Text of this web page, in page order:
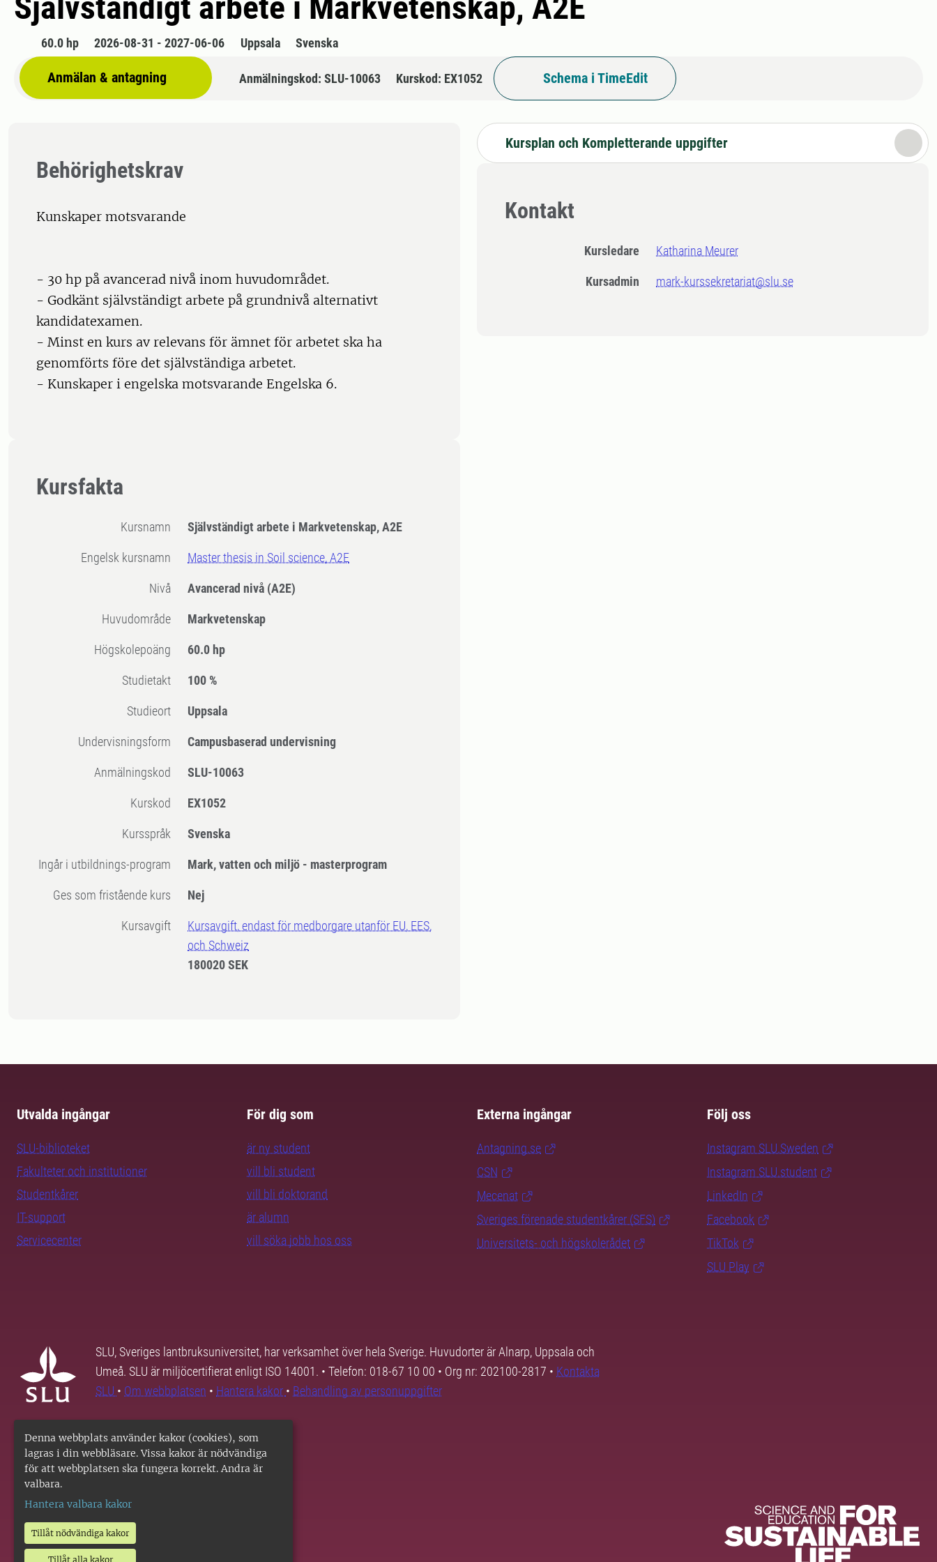
Denna webbplats använder kakor (cookies), som
lagras i din webbläsare. Vissa kakor är nödvändiga
för att webbplatsen ska fungera korrekt. Andra är
valbara.
Hantera valbara kakor
Tillåt nödvändiga kakor
Tillåt alla kakor
60.0 hp 2026-08-31 - 2027-06-06 Uppsala Svenska
Anmälan & antagning Anmälningskod: SLU-10063 Kurskod: EX1052 Schema i TimeEdit
Behörighetskrav
Kunskaper motsvarande
- 30 hp på avancerad nivå inom huvudområdet.
- Godkänt självständigt arbete på grundnivå alternativt
kandidatexamen.
- Minst en kurs av relevans för ämnet för arbetet ska ha
genomförts före det självständiga arbetet.
- Kunskaper i engelska motsvarande Engelska 6.
Kursfakta
Kursnamn Självständigt arbete i Markvetenskap, A2E
Engelsk kursnamn Master thesis in Soil science, A2E
Nivå Avancerad nivå (A2E)
Huvudområde Markvetenskap
högskolepoäng 60.0 hp
Studietakt 100 %
Studieort Uppsala
Undervisningsform Campusbaserad undervisning
Anmälningskod SLU-10063
Kurskod EX1052
Kursspråk Svenska
Ingår i utbildnings-program Mark, vatten och miljö - masterprogram
Ges som fristående kurs Nej
Kursavgift
Kursavgift, endast för medborgare utanför EU, EES,
och Schweiz
180020 SEK
Kursplan och Kompletterande uppgifter
Kontakt
Kursledare Katharina Meurer
Kursadmin mark-kurssekretariat@slu.se
Utvalda ingångar
SLU-biblioteket
Fakulteter och institutioner
Studentkårer
IT-support
Servicecenter
För dig som
är ny student
vill bli student
vill bli doktorand
är alumn
vill söka jobb hos oss
Externa ingångar
Antagning.se
CSN
Mecenat
Sveriges förenade studentkårer (SFS)
Universitets- och högskolerådet
Följ oss
Instagram SLU.Sweden
Instagram SLU.student
LinkedIn
Facebook
TikTok
SLU Play
SLU, Sveriges lantbruksuniversitet, har verksamhet över hela Sverige. Huvudorter är Alnarp, Uppsala och
Umeå. SLU är miljöcertifierat enligt ISO 14001. • Telefon: 018-67 10 00 • Org nr: 202100-2817 • Kontakta
SLU • Om webbplatsen • Hantera kakor • Behandling av personuppgifter